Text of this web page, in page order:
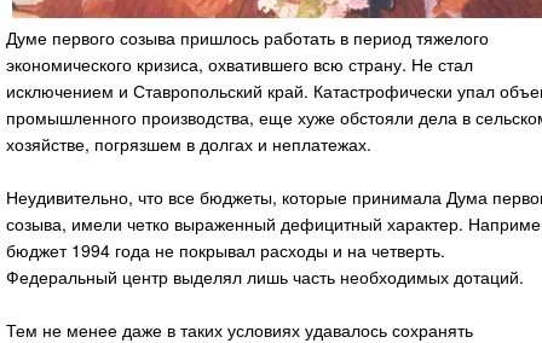
Думе первого созыва пришлось работать в период тяжелого
экономического кризиса, охватившего всю страну. Не стал
исключением и Ставропольский край. Катастрофически упал
промышленного производства, еще хуже обстояли дела в
хозяйстве, погрязшем в долгах и неплатежах.
Неудивительно, что все бюджеты, которые принимала Дума
созыва, имели четко выраженный дефицитный характер.
бюджет 1994 года не покрывал расходы и на четверть.
Федеральный центр выделял лишь часть необходимых дотаций.
Тем не менее даже в таких условиях удавалось сохранять